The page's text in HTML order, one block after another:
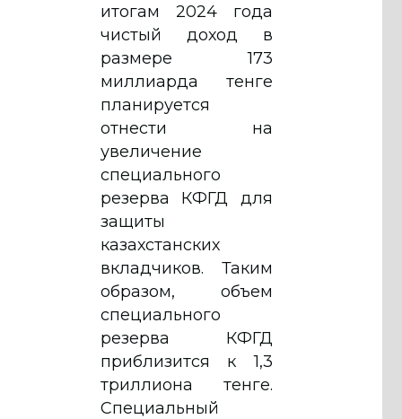
итогам 2024 года
чистый доход в
размере 173
миллиарда тенге
планируется
отнести на
увеличение
специального
резерва КФГД для
защиты
казахстанских
вкладчиков. Таким
образом, объем
специального
резерва КФГД
приблизится к 1,3
триллиона тенге.
Специальный